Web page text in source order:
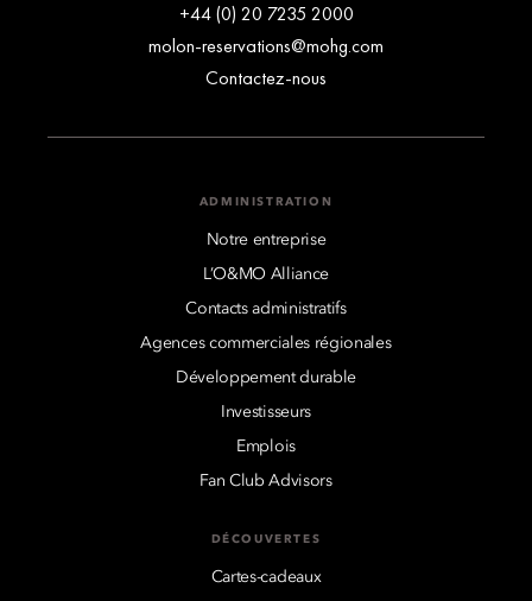
+44 (0) 20 7235 2000
molon-reservations@mohg.com
Contactez-nous
ADMINISTRATION
Notre entreprise
L’O&MO Alliance
Contacts administratifs
Agences commerciales régionales
Développement durable
Investisseurs
Emplois
Fan Club Advisors
DÉCOUVERTES
Cartes-cadeaux